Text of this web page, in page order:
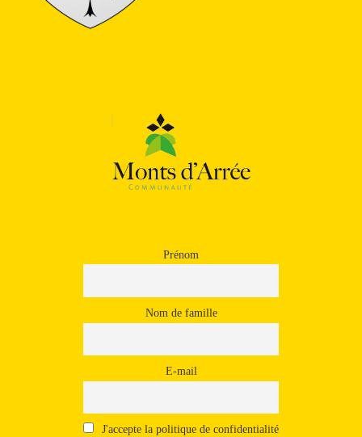
Prénom
Nom de famille
E-mail
J'accepte la politique de confidentialité